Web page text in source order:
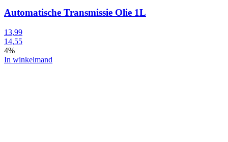
Automatische Transmissie Olie 1L
13,99
14,55
4%
In winkelmand